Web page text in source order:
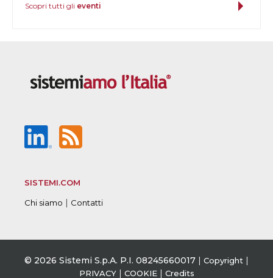
Scopri tutti gli eventi
SISTEMI.COM
Chi siamo | Contatti
© 2026 Sistemi S.p.A. P.I. 08245660017 | Copyright |
PRIVACY| COOKIE| Credits